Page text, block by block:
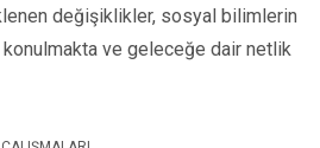
değişiklikler, sosyal bilimlerin
ve geleceğe dair netlik